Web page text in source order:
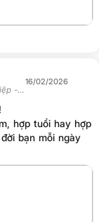
-
16/02/2026
hợp tuổi hay hợp
bạn mỗi ngày